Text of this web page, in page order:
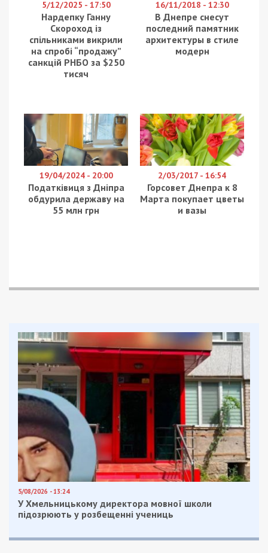
Військовослужбовець ЗСУ з Черкащини передавав
армії рф координати українських підрозділів. Про
переконань допомагав ворогу завдавати
ракетних ударів по українських захисниках у
чотирьох регіонах, зокрема на Черкащині.
З листопада 2024-го до травня 2025 року
військовий підтримував зв’язок через месенджер
із колишнім бойовиком так званої «днр», який
нині служить у збройних силах рф. Він передавав
йому точні координати розташування
місцезнаходження своєї частини, дислокованої
підтримкою ідеології країни-агресора.
В одному з випадків, одразу після передачі
даних, по військовій частині було завдано
ракетного удару. Сам зрадник на той момент
виїхав у відрядження до іншого регіону.
Правоохоронці затримали підозрюваного. За
місцем його проживання та в помешканнях
родичів проведено обшуки. Вилучено
комп’ютерну техніку, мобільні телефони, флешки,
жорсткі диски та інші носії інформації, які
підтверджують його протиправну діяльність.
У ході слідчих дій встановлено, що фігурант
передав ворогу координати військових об’єктів у
Донецькій областях. Унаслідок завданих